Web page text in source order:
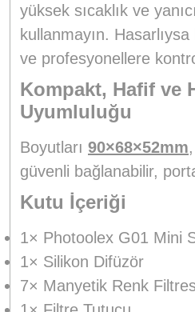
yüksek sıcaklık ve
kullanmayın.
ve profesyonellere
Kompakt, Hafif ve
Uyumluluğu
Boyutları 90×68×52mm
güvenli bağlanabilir,
Kutu İçeriği
1× Photoolex G01 Mini
1× Silikon Difüzör
7× Manyetik Renk